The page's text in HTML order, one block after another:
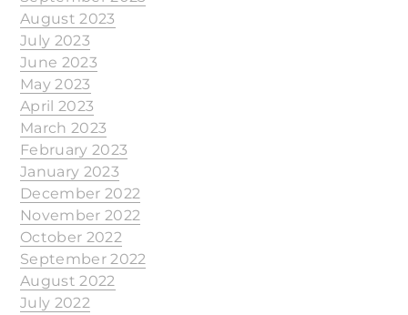
August 2023
July 2023
June 2023
May 2023
April 2023
March 2023
February 2023
January 2023
December 2022
November 2022
October 2022
September 2022
August 2022
July 2022